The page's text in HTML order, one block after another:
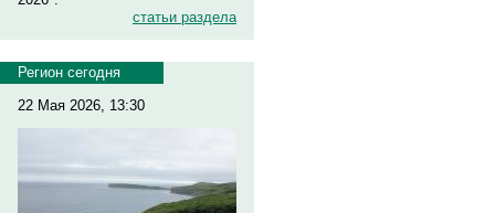
статьи раздела
Регион сегодня
22 Мая 2026, 13:30